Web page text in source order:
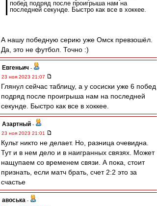
побед подряд после проигрыша нам на
последней секунде. Быстро как все в хоккее.
А нашу победную серию уже Омск превзошёл.
Да, это не футбол. Точно :)
Евгеньич -
23 ноя 2023 21:07
Глянул сейчас таблицу, а у сосиски уже 6 побед
подряд после проигрыша нам на последней
секунде. Быстро как все в хоккее.
Азартный -
23 ноя 2023 21:01
Культ никто не делает. Но, разница очевидна.
Тут и в нем дело и в наигранных связях. Может
нащупаем со временем связи. А пока, стоит
признать, если матч брать, счет 2:2 это за
счастье
авоська -